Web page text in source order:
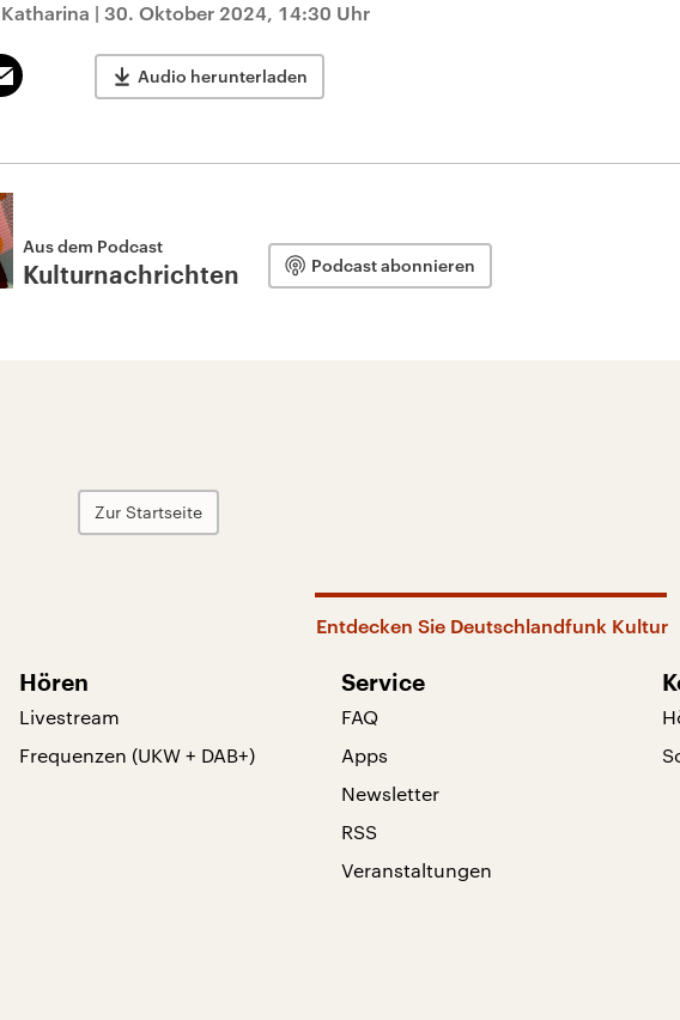
| 30. Oktober 2024, 14:30 Uhr
teilen
Audio herunterladen
Aus dem Podcast
Kulturnachrichten Podcast abonnieren
Zur Startseite
Entdecken Sie Deutschlandfunk Kultur
Hören
Livestream
Frequenzen (UKW + DAB+)
Service
FAQ
Apps
Newsletter
RSS
Veranstaltungen